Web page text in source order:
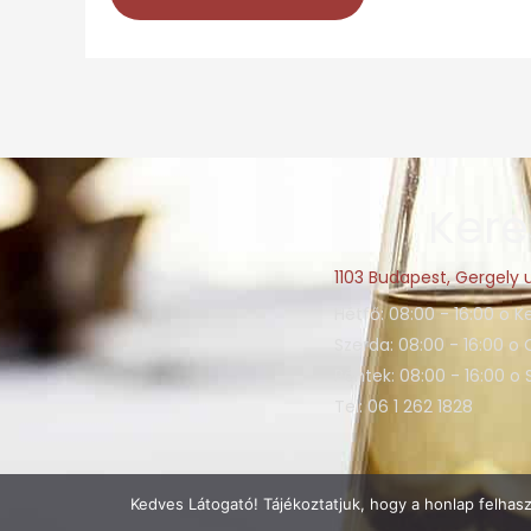
1103 Budapest, Gergely
Hétfő: 08:00 - 16:00 o
Szerda: 08:00 - 16:00 o
Péntek: 08:00 - 16:00 o
Tel: 06 1 262 1828
Kedves Látogató! Tájékoztatjuk, hogy a honlap